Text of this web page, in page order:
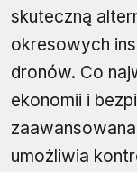
skuteczną
okresowych
dronów. Co
ekonomii i
umożliwia